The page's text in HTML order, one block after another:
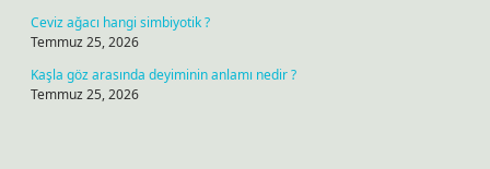
Ceviz ağacı hangi simbiyotik ?
Temmuz 25, 2026
Kaşla göz arasında deyiminin anlamı nedir ?
Temmuz 25, 2026